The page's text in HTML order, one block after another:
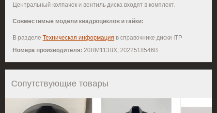
Центральный колпачок и вентиль диска входят в комплект.
Совместимые модели квадроциклов и гайки:
В разделе Техническая информация в справочнике диски ITP
Номера производителя: 20RM113BX; 2022518546B
Сопутствующие товары